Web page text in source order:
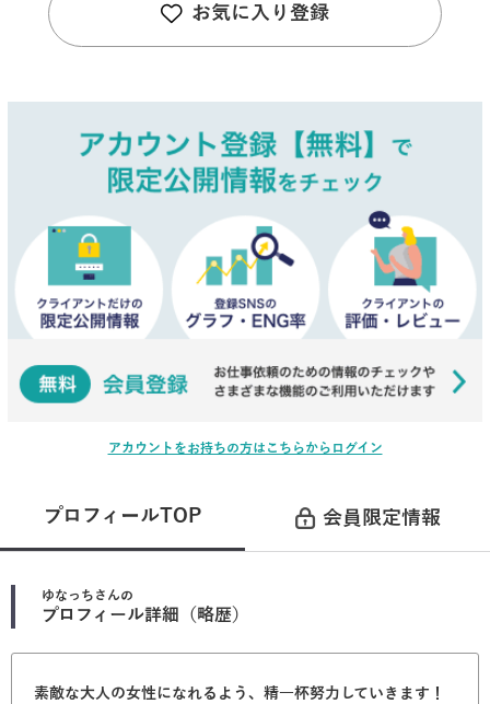
お気に入り登録
アカウントをお持ちの方はこちらからログイン
プロフィールTOP 会員限定情報
ゆなっち さんの
プロフィール詳細（略歴）
素敵な大人の女性になれるよう、精一杯努力していきます！